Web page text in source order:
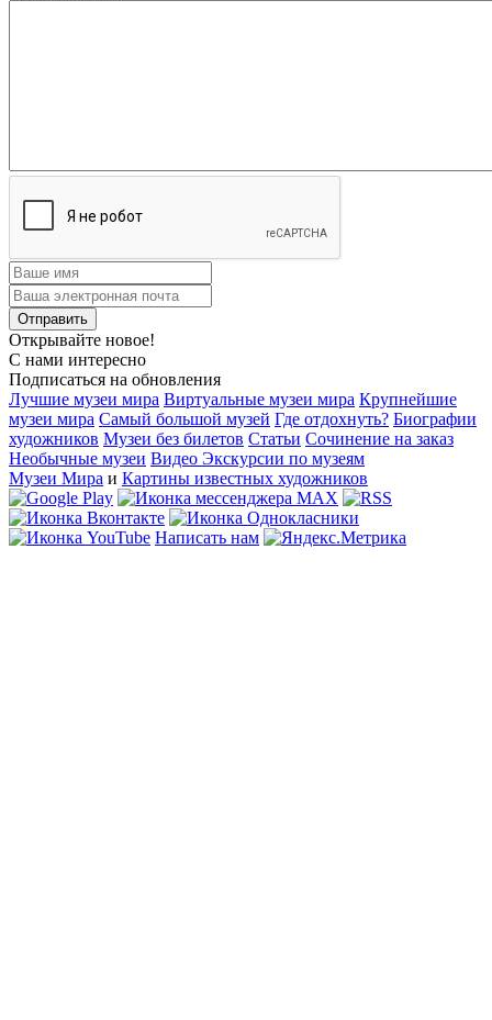
Открывайте новое!
С нами интересно
Подписаться на обновления
Лучшие музеи мира Виртуальные музеи мира Крупнейшие
музеи мира Самый большой музей Где отдохнуть? Биографии
художников Музеи без билетов Статьи Сочинение на заказ
Необычные музеи Видео Экскурсии по музеям
Музеи Мира и Картины известных художников
Написать нам